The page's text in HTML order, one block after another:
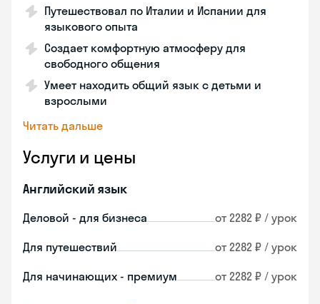
Путешествовал по Италии и Испании для
языкового опыта
Создает комфортную атмосферу для
свободного общения
Умеет находить общий язык с детьми и
взрослыми
Читать дальше
Услуги и цены
Английский язык
Деловой - для бизнеса от 2282 ₽ / урок
Для путешествий от 2282 ₽ / урок
Для начинающих - премиум от 2282 ₽ / урок